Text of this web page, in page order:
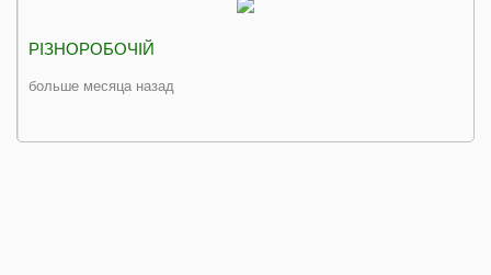
РІЗНОРОБОЧІЙ
больше месяца назад